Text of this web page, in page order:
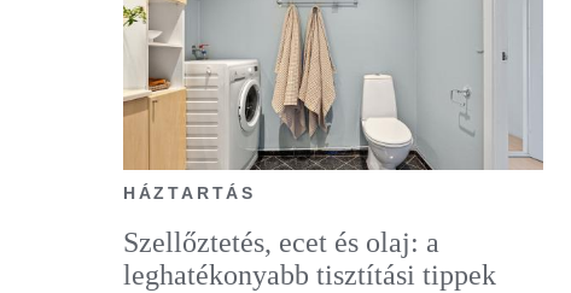
HÁZTARTÁS
Szellőztetés, ecet és olaj: a
leghatékonyabb tisztítási tippek